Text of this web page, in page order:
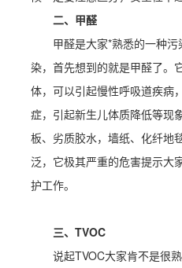
二、甲醛
甲醛是大家*熟悉的一种
染，首先想到的就是甲醛了。
体，可以引起慢性呼吸道疾病
症，引起新生儿体质降低等现
板、劣质胶水，墙纸、化纤地
泛，它极其严重的危害提示大
护工作。
三、TVOC
说起TVOC大家肯不是很